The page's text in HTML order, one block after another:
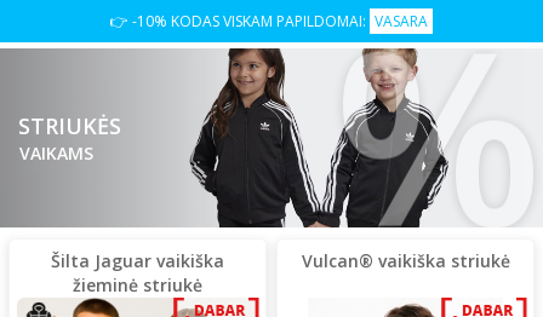
👉 -10% KODAS VISKAM PAPILDOMAI: VASARA
STRIUKĖS
VAIKAMS
Šilta Jaguar vaikiška
žieminė striukė
Vulcan® vaikiška striukė